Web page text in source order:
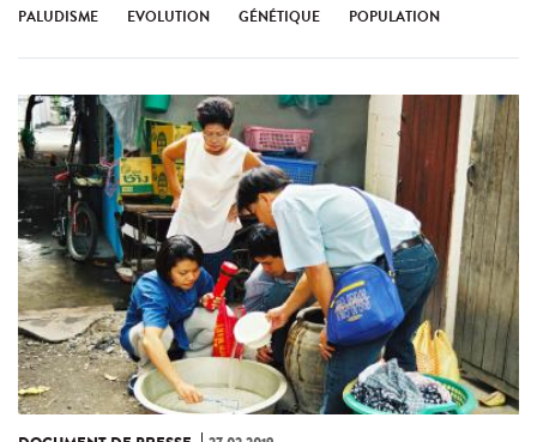
PALUDISME EVOLUTION GÉNÉTIQUE POPULATION